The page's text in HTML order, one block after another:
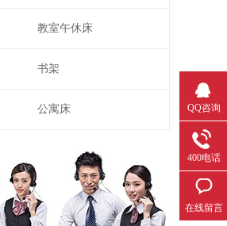
教室午休床
书架
公寓床 QQ咨询
400电话
在线留言